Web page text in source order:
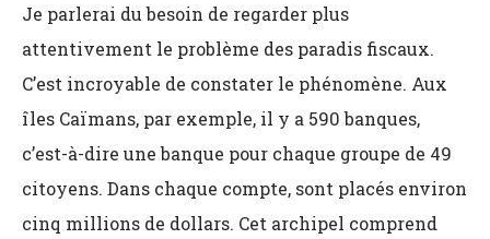
Je parlerai du besoin de regarder plus
attentivement le problème des paradis fiscaux.
C’est incroyable de constater le phénomène. Aux
îles Caïmans, par exemple, il y a 590 banques,
c’est-à-dire une banque pour chaque groupe de 49
citoyens. Dans chaque compte, sont placés environ
cinq millions de dollars. Cet archipel comprend